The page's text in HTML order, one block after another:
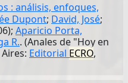
: análisis, enfoques,
Dupont; David, José;
Aparicio Porta,
R.. (Anales de "Hoy en
Editorial ECRO,